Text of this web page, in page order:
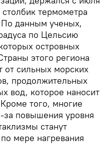
термометра
По данным ученых,
по Цельсию
островных
этого региона
от сильных морских
продолжительных
вод, которое наносит
того, многие
за повышения уровня
станут
мере нагревания